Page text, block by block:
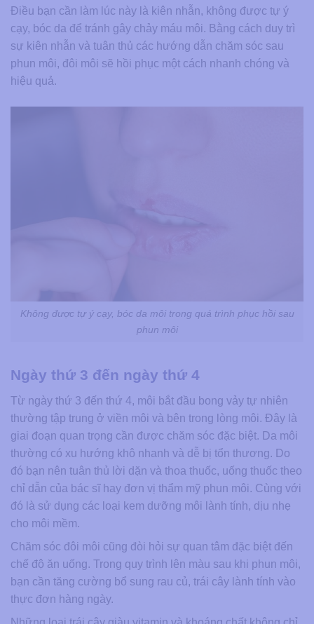
Điều bạn cần làm lúc này là kiên nhẫn, không được tự ý
cạy, bóc da để tránh gây chảy máu môi. Bằng cách duy trì
sự kiên nhẫn và tuân thủ các hướng dẫn chăm sóc sau
phun môi, đôi môi sẽ hồi phục một cách nhanh chóng và
hiệu quả.
Không được tự ý cạy, bóc da môi trong quá trình phục hồi sau
phun môi
Ngày thứ 3 đến ngày thứ 4
Từ ngày thứ 3 đến thứ 4, môi bắt đầu bong vảy tự nhiên
thường tập trung ở viền môi và bên trong lòng môi. Đây là
giai đoạn quan trọng cần được chăm sóc đặc biệt. Da môi
thường có xu hướng khô nhanh và dễ bị tổn thương. Do
đó bạn nên tuân thủ lời dặn và thoa thuốc, uống thuốc theo
chỉ dẫn của bác sĩ hay đơn vị thẩm mỹ phun môi. Cùng với
đó là sử dụng các loại kem dưỡng môi lành tính, dịu nhẹ
cho môi mềm.
Chăm sóc đôi môi cũng đòi hỏi sự quan tâm đặc biệt đến
chế độ ăn uống. Trong quy trình lên màu sau khi phun môi,
bạn cần tăng cường bổ sung rau củ, trái cây lành tính vào
thực đơn hàng ngày.